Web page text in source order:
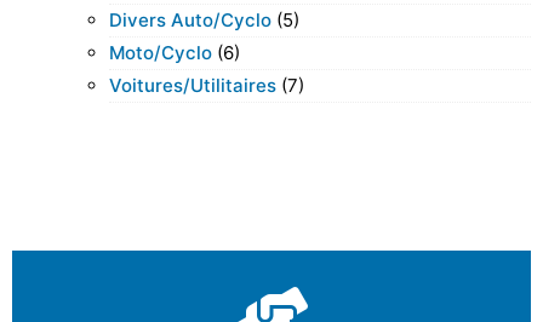
Divers Auto/cyclo (5)
Moto/cyclo (6)
Voitures/utilitaires (7)